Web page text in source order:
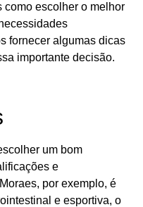
como escolher o melhor
fornecer algumas dicas
importante decisão.
um bom
e
por exemplo, é
e esportiva, o